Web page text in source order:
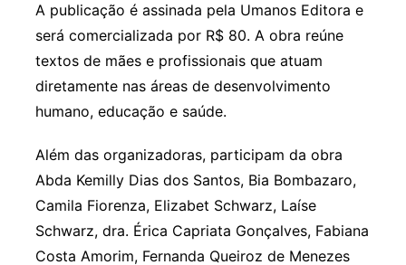
A publicação é assinada pela Umanos Editora e
será comercializada por R$ 80. A obra reúne
textos de mães e profissionais que atuam
diretamente nas áreas de desenvolvimento
humano, educação e saúde.
Além das organizadoras, participam da obra
Abda Kemilly Dias dos Santos, Bia Bombazaro,
Camila Fiorenza, Elizabet Schwarz, Laíse
Schwarz, dra. Érica Capriata Gonçalves, Fabiana
Costa Amorim, Fernanda Queiroz de Menezes